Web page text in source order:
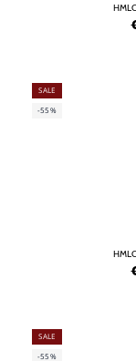
SALE
-55%
SALE
-55%